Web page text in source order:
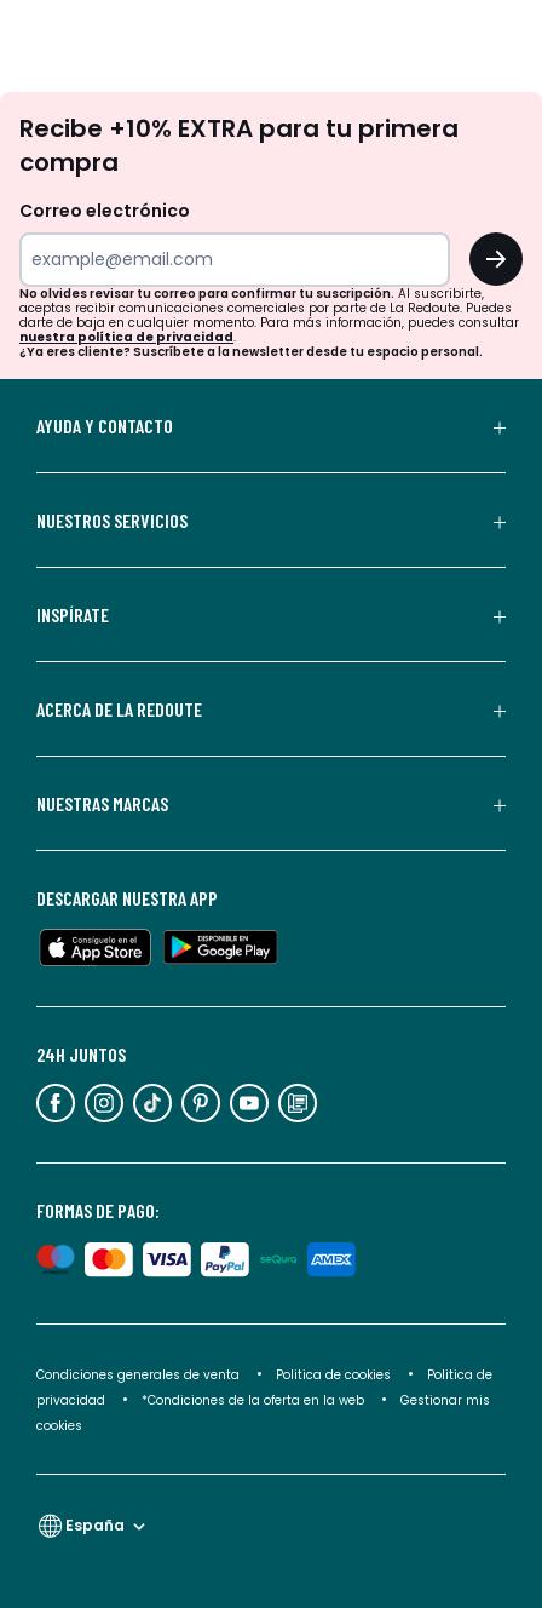
te
tu
para
confirmar
tu
suscripción.
aceptas
comerciales
personalizadas
parte
Redoute.
de
en
cualquier
Para
información,
puedes
de
privacidad</2>.
Recibe +10% EXTRA para tu primera
compra
Correo electrónico
OK
No olvides revisar tu correo para confirmar tu suscripción. Al suscribirte,
aceptas recibir comunicaciones comerciales por parte de La Redoute. Puedes
darte de baja en cualquier momento. Para más información, puedes consultar
nuestra política de privacidad.
¿Ya eres cliente? Suscríbete a la newsletter desde tu espacio personal.
AYUDA Y CONTACTO
NUESTROS SERVICIOS
INSPÍRATE
ACERCA DE LA REDOUTE
NUESTRAS MARCAS
FORMAS DE PAGO:
24H JUNTOS
DESCARGAR NUESTRA APP
Condiciones generales de venta Politica de cookies
Politica de
privacidad
*Condiciones de la oferta en la web
Gestionar mis
cookies
España